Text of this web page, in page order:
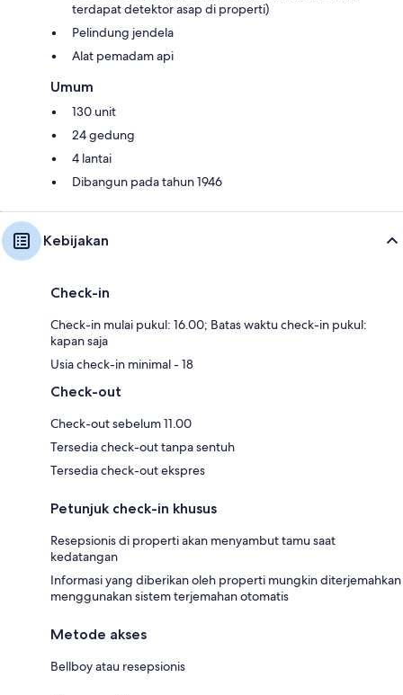
terdapat detektor asap di properti)
Pelindung jendela
Alat pemadam api
Umum
130 unit
24 gedung
4 lantai
Dibangun pada tahun 1946
Kebijakan
Check-in
Check-in mulai pukul: 16.00; Batas waktu check-in pukul:
kapan saja
Usia check-in minimal - 18
Check-out
Check-out sebelum 11.00
Tersedia check-out tanpa sentuh
Tersedia check-out ekspres
Petunjuk check-in khusus
Resepsionis di properti akan menyambut tamu saat
kedatangan
Informasi yang diberikan oleh properti mungkin diterjemahkan
menggunakan sistem terjemahan otomatis
Metode akses
Bellboy atau resepsionis